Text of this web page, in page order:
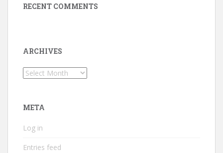
RECENT COMMENTS
ARCHIVES
Archives
META
Log in
Entries feed